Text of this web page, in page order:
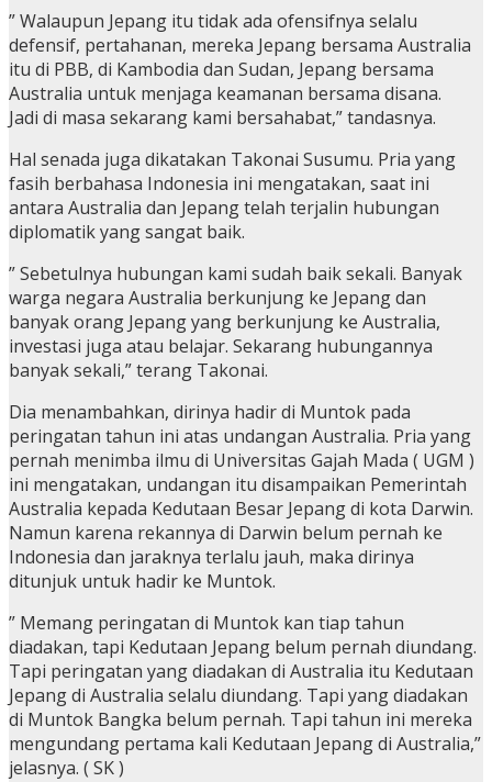
” Walaupun Jepang itu tidak ada ofensifnya selalu
defensif, pertahanan, mereka Jepang bersama Australia
itu di PBB, di Kambodia dan Sudan, Jepang bersama
Australia untuk menjaga keamanan bersama disana.
Jadi di masa sekarang kami bersahabat,” tandasnya.
Hal senada juga dikatakan Takonai Susumu. Pria yang
fasih berbahasa Indonesia ini mengatakan, saat ini
antara Australia dan Jepang telah terjalin hubungan
diplomatik yang sangat baik.
” Sebetulnya hubungan kami sudah baik sekali. Banyak
warga negara Australia berkunjung ke Jepang dan
banyak orang Jepang yang berkunjung ke Australia,
investasi juga atau belajar. Sekarang hubungannya
banyak sekali,” terang Takonai.
Dia menambahkan, dirinya hadir di Muntok pada
peringatan tahun ini atas undangan Australia. Pria yang
pernah menimba ilmu di Universitas Gajah Mada ( UGM )
ini mengatakan, undangan itu disampaikan Pemerintah
Australia kepada Kedutaan Besar Jepang di kota Darwin.
Namun karena rekannya di Darwin belum pernah ke
Indonesia dan jaraknya terlalu jauh, maka dirinya
ditunjuk untuk hadir ke Muntok.
” Memang peringatan di Muntok kan tiap tahun
diadakan, tapi Kedutaan Jepang belum pernah diundang.
Tapi peringatan yang diadakan di Australia itu Kedutaan
Jepang di Australia selalu diundang. Tapi yang diadakan
di Muntok Bangka belum pernah. Tapi tahun ini mereka
mengundang pertama kali Kedutaan Jepang di Australia,”
jelasnya. ( SK )